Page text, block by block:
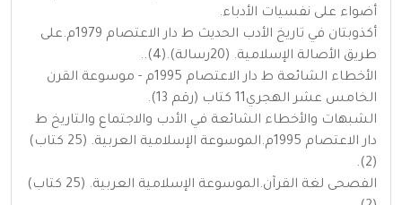
أضواء على نفسيات الأدباء.
أكذوبتان في تاريخ الأدب الحديث ط دار الاعتصام 1979م.على
طريق الأصالة الإسلامية. (20رسالة).(4)..
الأخطاء الشائعة ط دار الاعتصام 1995م - موسوعة القرن
الخامس عشر الهجري11 كتاب (رقم 13).
الشبهات والأخطاء الشائعة في الأدب والاجتماع والتاريخ ط
دار الاعتصام 1995م.الموسوعة الإسلامية العربية. (25 كتاب)
(2).
الفصحى لغة القرآن.الموسوعة الإسلامية العربية. (25 كتاب)